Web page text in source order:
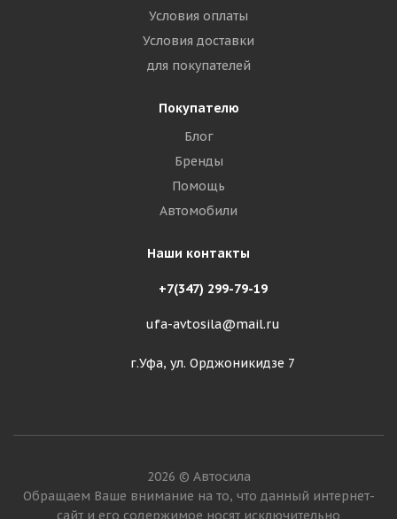
Условия оплаты
Условия доставки
для покупателей
Покупателю
Блог
Бренды
Помощь
Автомобили
Наши контакты
+7(347) 299-79-19
ufa-avtosila@mail.ru
г.Уфа, ул. Орджоникидзе 7
2026 © Автосила
Обращаем Ваше внимание на то, что данный интернет-
сайт и его содержимое носят исключительно